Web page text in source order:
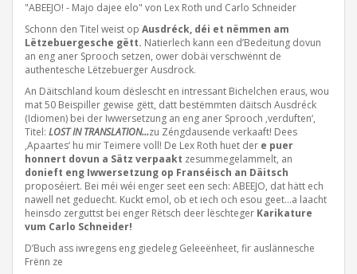
"ABEEJO! - Majo dajee elo" von Lex Roth und Carlo Schneider
Schonn den Titel weist op Ausdréck, déi et nëmmen am
Lëtzebuergesche gëtt. Natierlech kann een d’Bedeitung dovun
an eng aner Sprooch setzen, ower dobäi verschwënnt de
authentesche Lëtzebuerger Ausdrock.
An Däitschland koum dëslescht en intressant Bichelchen eraus, wou
mat 50 Beispiller gewise gëtt, datt bestëmmten däitsch Ausdréck
(Idiomen) bei der Iwwersetzung an eng aner Sprooch ‚verduften‘,
Titel: LOST IN TRANSLATION…zu Zéngdausende verkaaft! Dees
‚Apaartes‘ hu mir Teimere voll! De Lex Roth huet der e puer
honnert dovun a Sätz verpaakt zesummegelammelt, an
donieft eng Iwwersetzung op Franséisch an Däitsch
proposéiert. Bei méi wéi enger seet een sech: ABEEJO, dat hätt ech
nawell net geduecht. Kuckt emol, ob et iech och esou geet…a laacht
heinsdo zerguttst bei enger Rëtsch deer lëschteger Karikature
vum Carlo Schneider!
D’Buch ass iwregens eng giedeleg Geleeënheet, fir auslännesche
Frënn ze